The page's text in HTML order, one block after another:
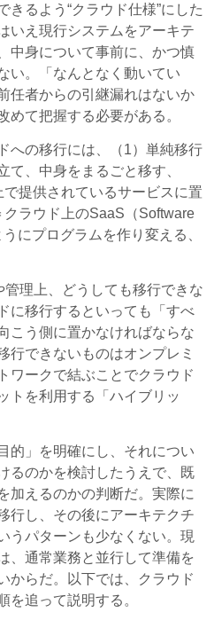
きるよう“クラウド仕様”にした
いえ現行システムをアーキテ
中身について事前に、かつ慎
い。「なんとなく動いてい
任者からの引継漏れはないか
めて把握する必要がある。
への移行には、（1）単純移行
て、中身をまるごと移す、
で提供されているサービスに置
ラウド上のSaaS（Software
にプログラムを作り変える、
理上、どうしても移行できな
に移行するといっても「すべ
こう側に置かなければならな
行できないものはオンプレミ
ワークで結ぶことでクラウド
トを利用する「ハイブリッ
的」を明確にし、それについ
るのかを検討したうえで、既
加えるのかの判断だ。実際に
行し、その後にアーキテクチ
うパターンも少なくない。現
、通常業務と並行して準備を
からだ。以下では、クラウド
を追って説明する。